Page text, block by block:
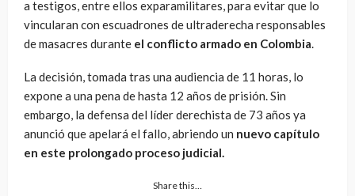
a testigos, entre ellos exparamilitares, para evitar que lo
vincularan con escuadrones de ultraderecha responsables
de masacres durante el conflicto armado en Colombia.
La decisión, tomada tras una audiencia de 11 horas, lo
expone a una pena de hasta 12 años de prisión. Sin
embargo, la defensa del líder derechista de 73 años ya
anunció que apelará el fallo, abriendo un nuevo capítulo
en este prolongado proceso judicial.
Share this…